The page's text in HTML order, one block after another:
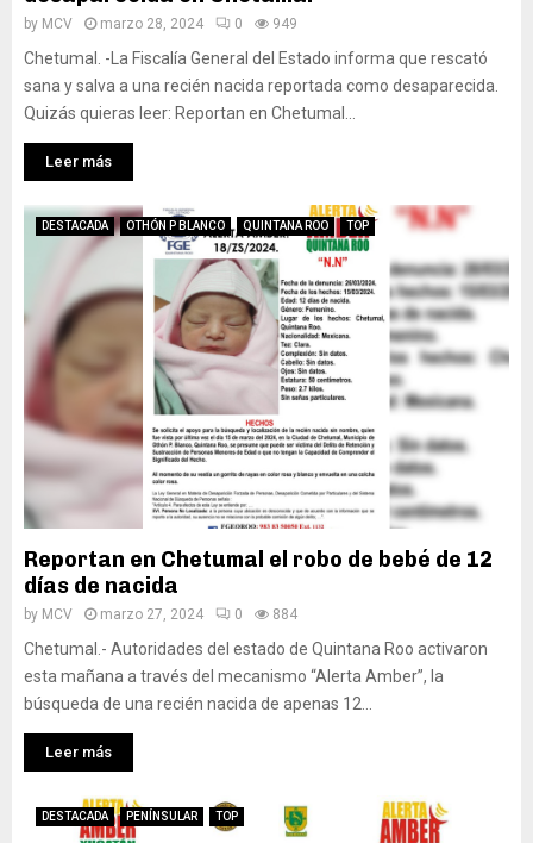
by MCV marzo 28, 2024 0 949
Chetumal. -La Fiscalía General del Estado informa que rescató
sana y salva a una recién nacida reportada como desaparecida.
Quizás quieras leer: Reportan en Chetumal...
Leer más
DESTACADA OTHÓN P BLANCO QUINTANA ROO TOP
Reportan en Chetumal el robo de bebé de 12
días de nacida
by MCV marzo 27, 2024 0 884
Chetumal.- Autoridades del estado de Quintana Roo activaron
esta mañana a través del mecanismo “Alerta Amber”, la
búsqueda de una recién nacida de apenas 12...
Leer más
DESTACADA PENÍNSULAR TOP